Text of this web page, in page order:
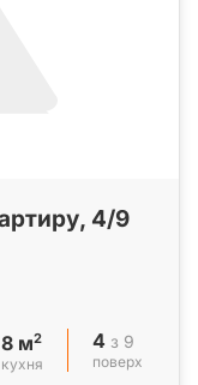
4/9
8 м2
кухня
4 з 9
поверх